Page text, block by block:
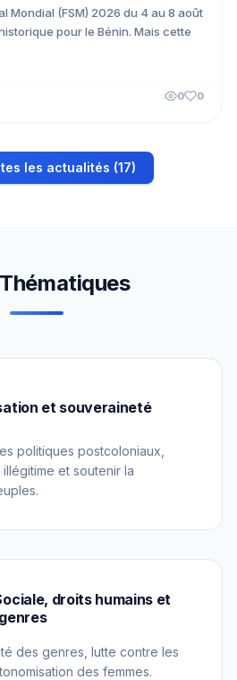
Mondial (FSM) 2026 du 4 au 8 août
pour le Bénin. Mais cette
0 0
les actualités (17)
et souveraineté
politiques postcoloniaux,
et soutenir la
droits humains et
des genres, lutte contre les
des femmes.